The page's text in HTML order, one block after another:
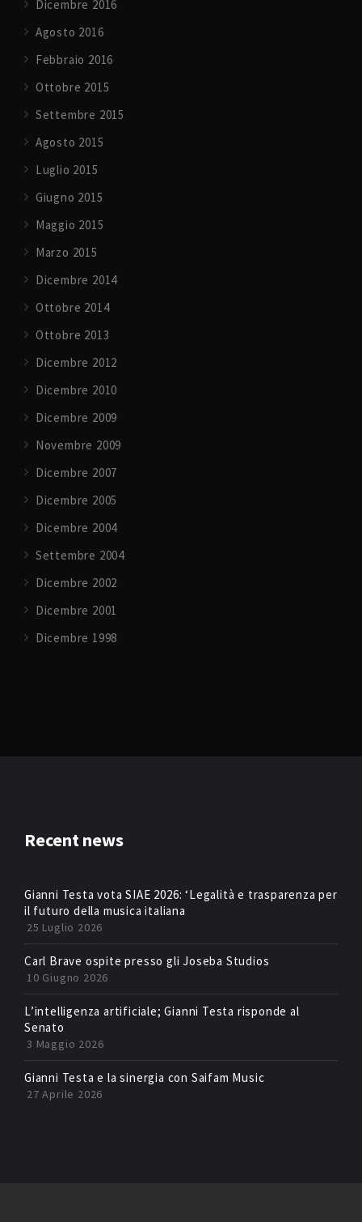
Dicembre 2016
Agosto 2016
Febbraio 2016
Ottobre 2015
Settembre 2015
Agosto 2015
Luglio 2015
Giugno 2015
Maggio 2015
Marzo 2015
Dicembre 2014
Ottobre 2014
Ottobre 2013
Dicembre 2012
Dicembre 2010
Dicembre 2009
Novembre 2009
Dicembre 2007
Dicembre 2005
Dicembre 2004
Settembre 2004
Dicembre 2002
Dicembre 2001
Dicembre 1998
Recent news
Gianni Testa vota SIAE 2026: ‘Legalità e trasparenza per
il futuro della musica italiana
25 Luglio 2026
Carl Brave ospite presso gli Joseba Studios
10 Giugno 2026
L’intelligenza artificiale; Gianni Testa risponde al
Senato
3 Maggio 2026
Gianni Testa e la sinergia con Saifam Music
27 Aprile 2026